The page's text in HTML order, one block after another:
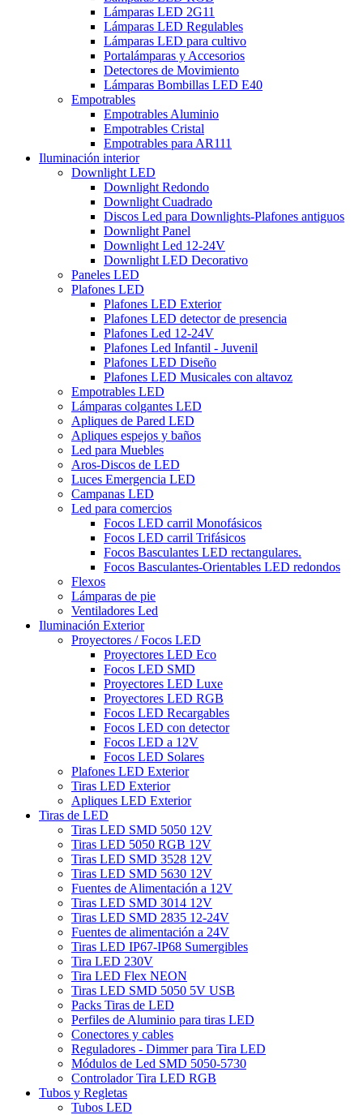
Lámparas LED 2G11
Lámparas LED Regulables
Lámparas LED para cultivo
Portalámparas y Accesorios
Detectores de Movimiento
Lámparas Bombillas LED E40
Empotrables
Empotrables Aluminio
Empotrables Cristal
Empotrables para AR111
Iluminación interior
Downlight LED
Downlight Redondo
Downlight Cuadrado
Discos Led para Downlights-Plafones antiguos
Downlight Panel
Downlight Led 12-24V
Downlight LED Decorativo
Paneles LED
Plafones LED
Plafones LED Exterior
Plafones LED detector de presencia
Plafones Led 12-24V
Plafones Led Infantil - Juvenil
Plafones LED Diseño
Plafones LED Musicales con altavoz
Empotrables LED
Lámparas colgantes LED
Apliques de Pared LED
Apliques espejos y baños
Led para Muebles
Aros-Discos de LED
Luces Emergencia LED
Campanas LED
Led para comercios
Focos LED carril Monofásicos
Focos LED carril Trifásicos
Focos Basculantes LED rectangulares.
Focos Basculantes-Orientables LED redondos
Flexos
Lámparas de pie
Ventiladores Led
Iluminación Exterior
Proyectores / Focos LED
Proyectores LED Eco
Focos LED SMD
Proyectores LED Luxe
Proyectores LED RGB
Focos LED Recargables
Focos LED con detector
Focos LED a 12V
Focos LED Solares
Plafones LED Exterior
Tiras LED Exterior
Apliques LED Exterior
Tiras de LED
Tiras LED SMD 5050 12V
Tiras LED 5050 RGB 12V
Tiras LED SMD 3528 12V
Tiras LED SMD 5630 12V
Fuentes de Alimentación a 12V
Tiras LED SMD 3014 12V
Tiras LED SMD 2835 12-24V
Fuentes de alimentación a 24V
Tiras LED IP67-IP68 Sumergibles
Tira LED 230V
Tira LED Flex NEON
Tiras LED SMD 5050 5V USB
Packs Tiras de LED
Perfiles de Aluminio para tiras LED
Conectores y cables
Reguladores - Dimmer para Tira LED
Módulos de Led SMD 5050-5730
Controlador Tira LED RGB
Tubos y Regletas
Tubos LED